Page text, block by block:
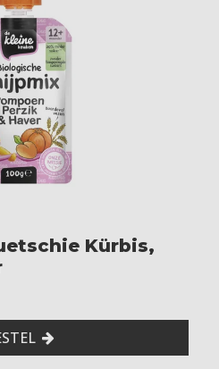
Kürbis,